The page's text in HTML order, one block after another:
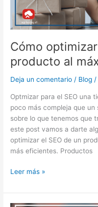
Cómo
producto al
Deja un comentario / Blog
Optmizar para el SEO una
poco más compleja que
sobre lo que tenemos que
este post vamos a darte
optimizar el SEO de un
más eficientes. Productos
máximo:
5
Leer más »